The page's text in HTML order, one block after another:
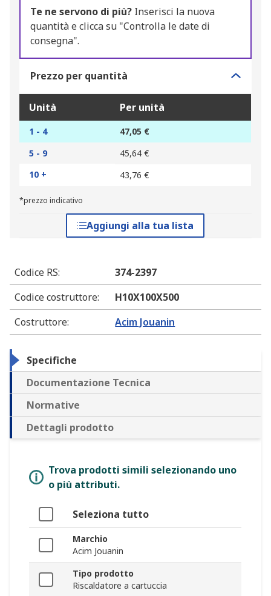
Te ne servono di più? Inserisci la nuova
quantità e clicca su "Controlla le date di
consegna".
Prezzo per quantità
Unità Per unità
1 - 4
47,05 €
5 - 9
45,64 €
10 +
43,76 €
*prezzo indicativo
Aggiungi alla tua lista
Codice RS:
374-2397
Codice costruttore:
H10X100X500
Costruttore: Acim Jouanin
Specifiche
Documentazione Tecnica
Normative
Dettagli prodotto
Trova prodotti simili selezionando uno
o più attributi.
Seleziona tutto
Marchio
Acim Jouanin
Tipo prodotto
Riscaldatore a cartuccia